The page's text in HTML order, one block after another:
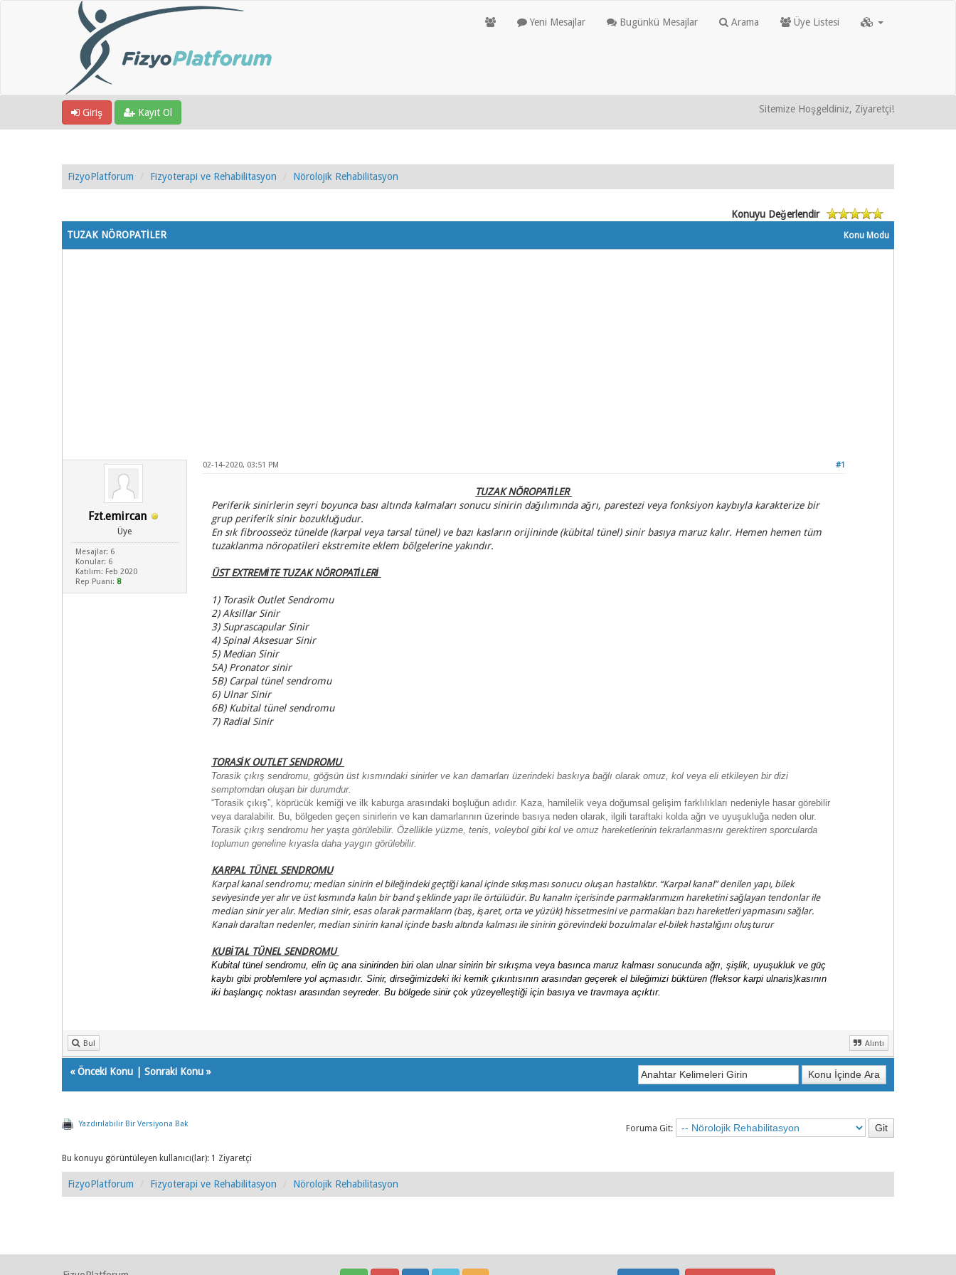
Yeni Mesajlar Bugünkü Mesajlar Arama Üye Listesi
Giriş Kayıt Ol Sitemize Hoşgeldiniz, Ziyaretçi!
FizyoPlatforum Fizyoterapi ve Rehabilitasyon Nörolojik Rehabilitasyon
Konuyu Değerlendir
Konu Modu
TUZAK NÖROPATİLER
Fzt.emircan
Üye
Mesajlar: 6
Konular: 6
Katılım: Feb 2020
Rep Puanı: 8
#1
02-14-2020, 03:51 PM
TUZAK NÖROPATİLER
Periferik sinirlerin seyri boyunca bası altında kalmaları sonucu sinirin dağılımında ağrı, parestezi veya fonksiyon kaybıyla karakterize bir
grup periferik sinir bozukluğudur.
En sık fibroosseöz tünelde (karpal veya tarsal tünel) ve bazı kasların orijininde (kübital tünel) sinir basıya maruz kalır. Hemen hemen tüm
tuzaklanma nöropatileri ekstremite eklem bölgelerine yakındır.
ÜST EXTREMİTE TUZAK NÖROPATİLERİ
1) Torasik Outlet Sendromu
2) Aksillar Sinir
3) Suprascapular Sinir
4) Spinal Aksesuar Sinir
5) Median Sinir
5A) Pronator sinir
5B) Carpal tünel sendromu
6) Ulnar Sinir
6B) Kubital tünel sendromu
7) Radial Sinir
TORASİK OUTLET SENDROMU
Torasik çıkış sendromu, göğsün üst kısmındaki sinirler ve kan damarları üzerindeki baskıya bağlı olarak omuz, kol veya eli etkileyen bir dizi
semptomdan oluşan bir durumdur.
“Torasik çıkış”, köprücük kemiği ve ilk kaburga arasındaki boşluğun adıdır. Kaza, hamilelik veya doğumsal gelişim farklılıkları nedeniyle hasar görebilir
veya daralabilir. Bu, bölgeden geçen sinirlerin ve kan damarlarının üzerinde basıya neden olarak, ilgili taraftaki kolda ağrı ve uyuşukluğa neden olur.
Torasik çıkış sendromu her yaşta görülebilir. Özellikle yüzme, tenis, voleybol gibi kol ve omuz hareketlerinin tekrarlanmasını gerektiren sporcularda
toplumun geneline kıyasla daha yaygın görülebilir.
KARPAL TÜNEL SENDROMU
Karpal kanal sendromu; median sinirin el bileğindeki geçtiği kanal içinde sıkışması sonucu oluşan hastalıktır. “Karpal kanal” denilen yapı, bilek
seviyesinde yer alır ve üst kısmında kalın bir band şeklinde yapı ile örtülüdür. Bu kanalın içerisinde parmaklarımızın hareketini sağlayan tendonlar ile
median sinir yer alır. Median sinir, esas olarak parmakların (baş, işaret, orta ve yüzük) hissetmesini ve parmakları bazı hareketleri yapmasını sağlar.
Kanalı daraltan nedenler, median sinirin kanal içinde baskı altında kalması ile sinirin görevindeki bozulmalar el-bilek hastalığını oluşturur
KUBİTAL TÜNEL SENDROMU
Kubital tünel sendromu, elin üç ana sinirinden biri olan ulnar sinirin bir sıkışma veya basınca maruz kalması sonucunda ağrı, şişlik, uyuşukluk ve güç
kaybı gibi problemlere yol açmasıdır. Sinir, dirseğimizdeki iki kemik çıkıntısının arasından geçerek el bileğimizi büktüren (fleksor karpi ulnaris)kasının
iki başlangıç noktası arasından seyreder. Bu bölgede sinir çok yüzeyelleştiği için basıya ve travmaya açıktır.
Bul Alıntı
«Önceki Konu Sonraki Konu »
Yazdırılabilir Bir Versiyona Bak Foruma Git:
Bu konuyu görüntüleyen kullanıcı(lar): 1 Ziyaretçi
FizyoPlatforum Fizyoterapi ve Rehabilitasyon Nörolojik Rehabilitasyon